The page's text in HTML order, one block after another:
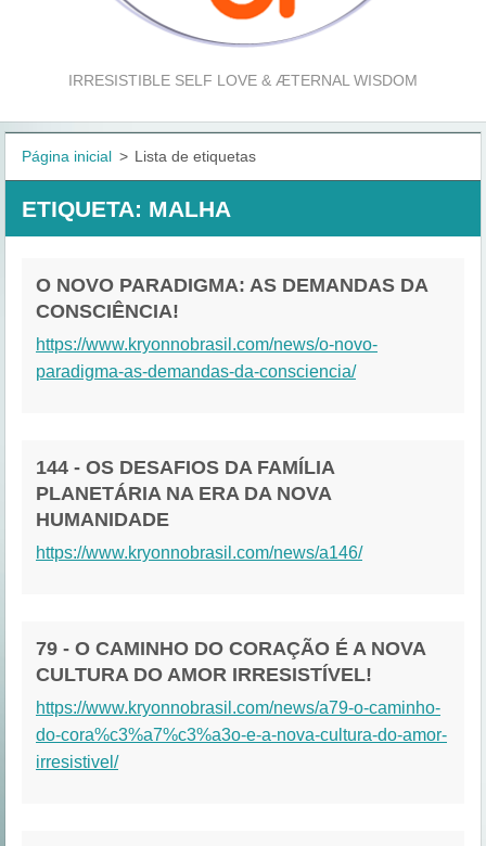
IRRESISTIBLE SELF LOVE & ÆTERNAL WISDOM
Página inicial > Lista de etiquetas
ETIQUETA: MALHA
O NOVO PARADIGMA: AS DEMANDAS DA
CONSCIÊNCIA!
https://www.kryonnobrasil.com/news/o-novo-
paradigma-as-demandas-da-consciencia/
144 - OS DESAFIOS DA FAMÍLIA
PLANETÁRIA NA ERA DA NOVA
HUMANIDADE
https://www.kryonnobrasil.com/news/a146/
79 - O CAMINHO DO CORAÇÃO É A NOVA
CULTURA DO AMOR IRRESISTÍVEL!
https://www.kryonnobrasil.com/news/a79-o-caminho-
do-cora%c3%a7%c3%a3o-e-a-nova-cultura-do-amor-
irresistivel/